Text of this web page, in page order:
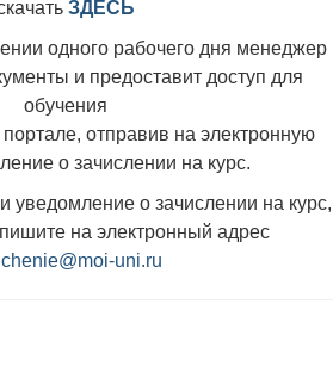
ЗДЕСЬ
одного рабочего дня менеджер
и предоставит доступ для
обучения
отправив на электронную
о зачислении на курс.
уведомление о зачислении на курс,
на электронный адрес
uni.ru